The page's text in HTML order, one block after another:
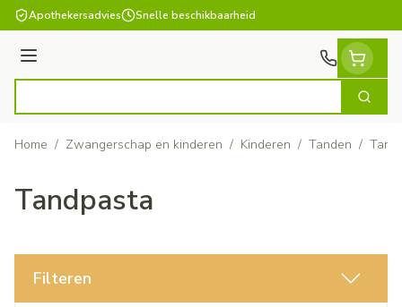
Ga naar de inhoud
Apothekersadvies Snelle beschikbaarheid
Menu
Zoek
Home / Zwangerschap en kinderen / Kinderen / Tanden /
Tandpasta
Filteren